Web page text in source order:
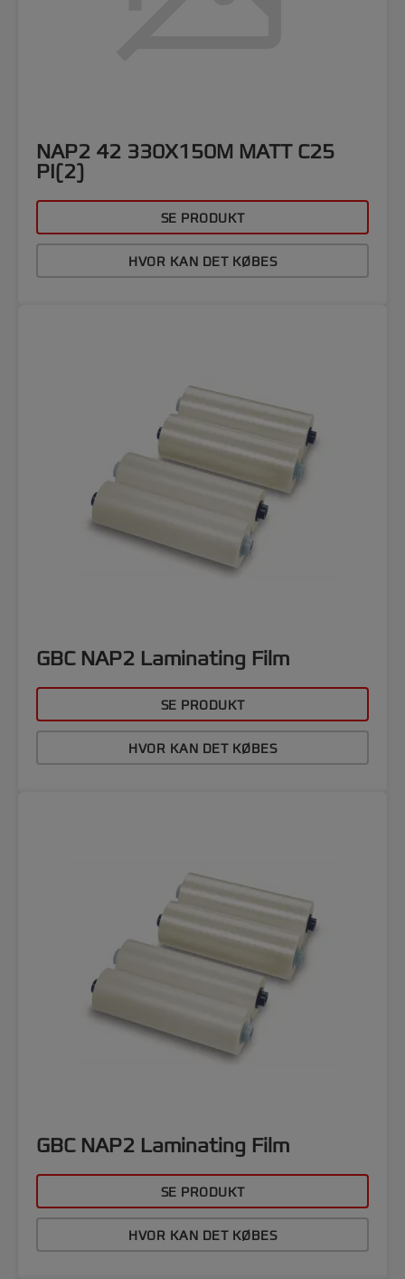
NAP2 42 330X150M MATT C25
PI(2)
SE PRODUKT
HVOR KAN DET KØBES
GBC NAP2 Laminating Film
SE PRODUKT
HVOR KAN DET KØBES
GBC NAP2 Laminating Film
SE PRODUKT
HVOR KAN DET KØBES